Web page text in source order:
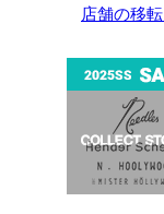
店舗の移